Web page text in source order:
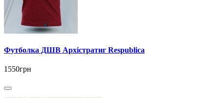
Футболка ДШВ Архістратиг Respublica
1550грн